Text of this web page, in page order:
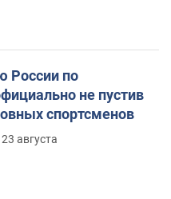
России по
не пустив
спортсменов
августа